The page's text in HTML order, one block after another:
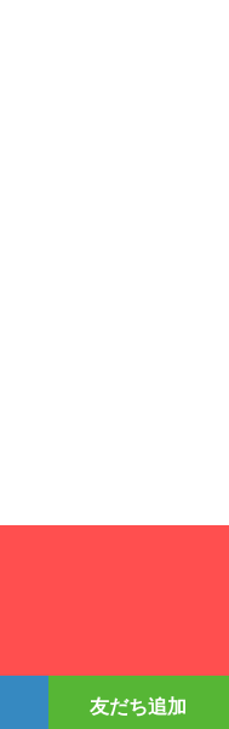
友だち追加